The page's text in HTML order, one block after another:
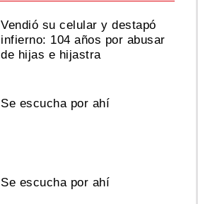
Vendió su celular y destapó
infierno: 104 años por abusar
de hijas e hijastra
Se escucha por ahí
Se escucha por ahí